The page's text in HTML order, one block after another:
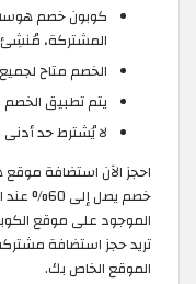
كوبون خصم
المشتركة، مُنشِئ
الخصم متاح
يتم تطبيق
لا يُشترط حد
احجز الآن استضافة
الموجود على موقع
تريد حجز استضافة
الموقع الخاص بك.